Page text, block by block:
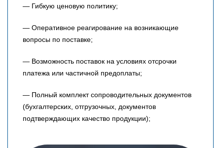
— Гибкую ценовую политику;
— Оперативное реагирование на возникающие
вопросы по поставке;
— Возможность поставок на условиях отсрочки
платежа или частичной предоплаты;
— Полный комплект сопроводительных документов
(бухгалтерских, отгрузочных, документов
подтверждающих качество продукции);